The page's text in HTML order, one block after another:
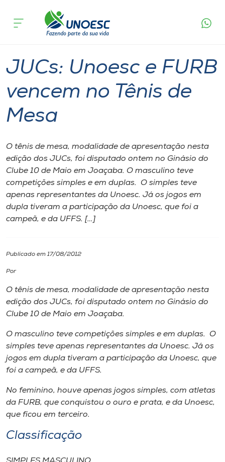
Cursos
Atendimento ao Estudante
Portal de Ensino
A
Unoesc
Internacionalização
Cultura
CPA
Biblioteca
Museu
acontece
JUCs: Unoesc e FURB
vencem no Tênis de
Mesa
O tênis de mesa, modalidade de apresentação nesta
edição dos JUCs, foi disputado ontem no Ginásio do
Clube 10 de Maio em Joaçaba. O masculino teve
competições simples e em duplas. O simples teve
apenas representantes da Unoesc. Já os jogos em
dupla tiveram a participação da Unoesc, que foi a
campeã, e da UFFS. […]
Publicado em 17/08/2012
Por
O tênis de mesa, modalidade de apresentação nesta
edição dos JUCs, foi disputado ontem no Ginásio do
Clube 10 de Maio em Joaçaba.
O masculino teve competições simples e em duplas. O
simples teve apenas representantes da Unoesc. Já os
jogos em dupla tiveram a participação da Unoesc, que
foi a campeã, e da UFFS.
No feminino, houve apenas jogos simples, com atletas
da FURB, que conquistou o ouro e prata, e da Unoesc,
que ficou em terceiro.
Classificação